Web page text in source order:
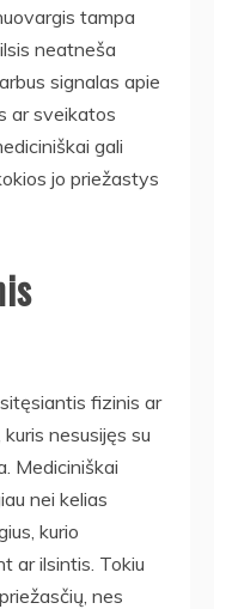
tampa
neatneša
signalas apie
ar sveikatos
gali
jo priežastys
fizinis ar
nesusijęs su
Mediciniškai
nei kelias
kurio
ar ilsintis. Tokiu
nes